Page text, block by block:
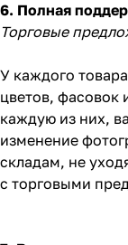
6. Полная
Торговые
У каждого
цветов, фасовок
каждую из них,
изменение
складам, не
с торговыми